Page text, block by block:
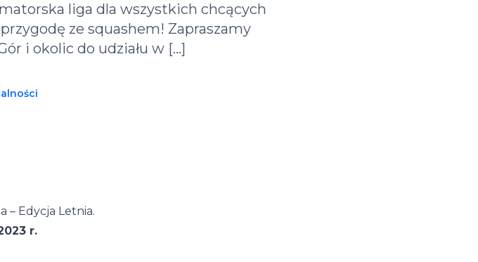
liga dla wszystkich chcących
ze squashem! Zapraszamy
i okolic do udziału w […]
– Edycja Letnia.
r.